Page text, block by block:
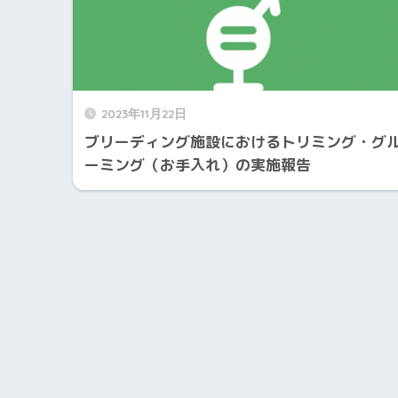
2023年11月22日
ブリーディング施設におけるトリミング・グ
ーミング（お手入れ）の実施報告